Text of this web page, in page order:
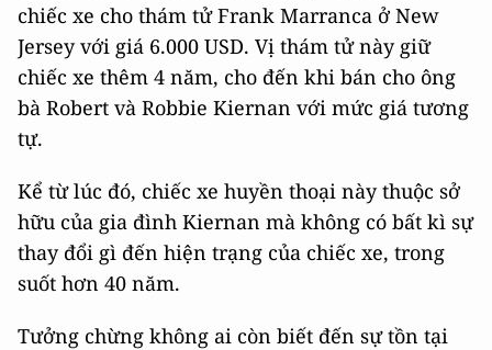
chiếc xe cho thám tử Frank Marranca ở New
Jersey với giá 6.000 USD. Vị thám tử này giữ
chiếc xe thêm 4 năm, cho đến khi bán cho ông
bà Robert và Robbie Kiernan với mức giá tương
tự.
Kể từ lúc đó, chiếc xe huyền thoại này thuộc sở
hữu của gia đình Kiernan mà không có bất kì sự
thay đổi gì đến hiện trạng của chiếc xe, trong
suốt hơn 40 năm.
Tưởng chừng không ai còn biết đến sự tồn tại